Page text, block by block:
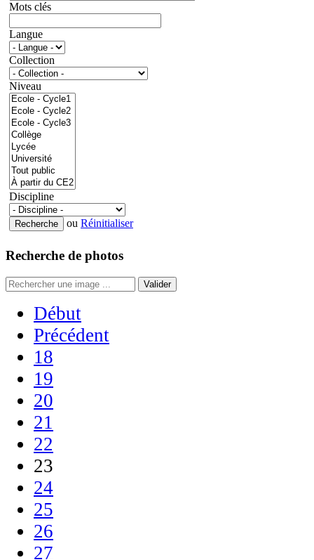
Mots clés
Langue
Collection
Niveau
Discipline
ou Réinitialiser
Recherche de photos
Valider
Début
Précédent
18
19
20
21
22
23
24
25
26
27